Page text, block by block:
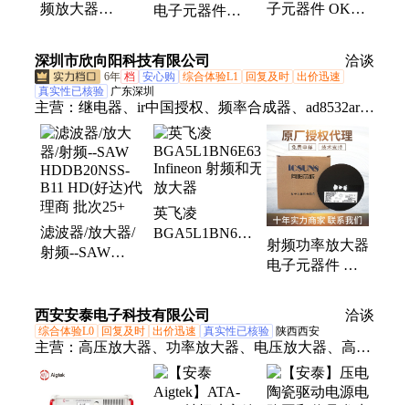
频放大器
24+25+ 进口
电子元器件
PDF 规格书 资
料
子元器件 OKI
深圳市欣向阳科技有限公司 洽谈
6年 档 安心购 综合体验L1 回复及时 出价迅速
真实性已核验 广东深圳
主营： 继电器、ir中国授权、频率合成器、ad8532ar放
大器、ad828arz放大器、ad829jrz放大器、ad818arz放
大器、ad8031arz放大器、ad8058arz放大器、
ad8532arz放大器、ad8001arz放大器、ad8307arz放大
器、ad8651armz放大器、ad8099ardz放大器、
ad8534aruz放大器、ad8417brmz放大器、
hmc326ms8ge放大器、ad706jr通用运放、op42gsz精密
运放、op90gpz通用运放、op07csz精密运放、ad712jrz
ad848jrz通用运放
滤波器/放大器/
射频--SAW
理商 批次25+
英飞凌
BGA5L1BN6E6327XTSA1
射频功率放大器
电子元器件 芯
元器件 元器件
封装贴片 批次
25
西安安泰电子科技有限公司 洽谈
综合体验L0 回复及时 出价迅速 真实性已核验 陕西西安
主营： 高压放大器、功率放大器、电压放大器、高压
功率放大器、安泰电子、大功率信号源